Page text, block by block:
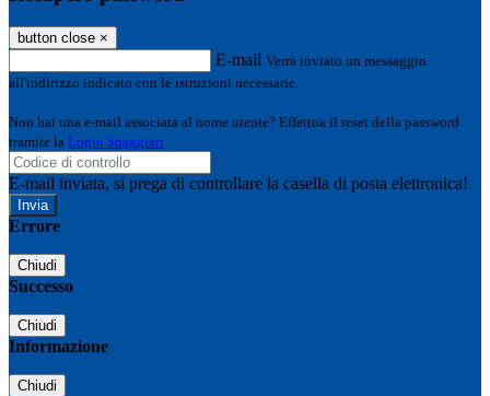
button close ×
E-mail Verrà inviato un messaggio
all'indirizzo indicato con le istruzioni necessarie.
Non hai una e-mail associata al nome utente? Effettua il reset della password
tramite la Login Spaggiari
E-mail inviata, si prega di controllare la casella di posta elettronica!
Errore
Chiudi
Successo
Chiudi
Informazione
Chiudi